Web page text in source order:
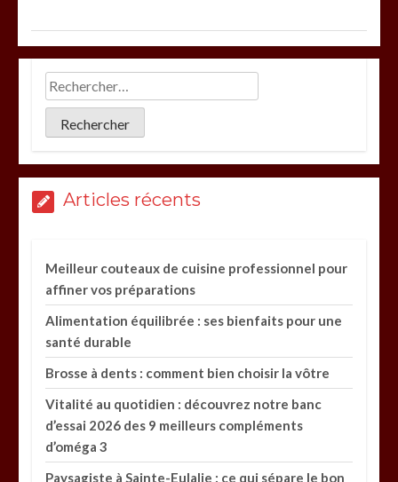
Articles récents
Meilleur couteaux de cuisine professionnel pour
affiner vos préparations
Alimentation équilibrée : ses bienfaits pour une
santé durable
Brosse à dents : comment bien choisir la vôtre
Vitalité au quotidien : découvrez notre banc
d’essai 2026 des 9 meilleurs compléments
d’oméga 3
Paysagiste à Sainte-Eulalie : ce qui sépare le bon